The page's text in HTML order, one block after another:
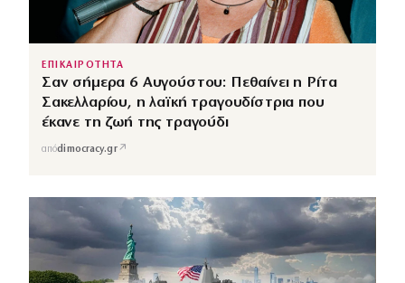
ΕΠΙΚΑΙΡΟΤΗΤΑ
Σαν σήμερα 6 Αυγούστου: Πεθαίνει η Ρίτα
Σακελλαρίου, η λαϊκή τραγουδίστρια που
έκανε τη ζωή της τραγούδι
απόdimocracy.gr↗